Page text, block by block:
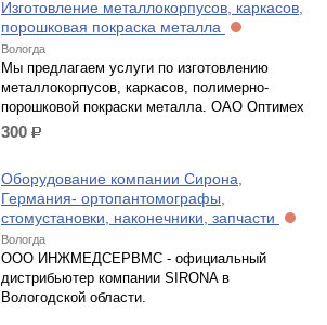
Изготовление металлокорпусов, каркасов,
порошковая покраска металла
Вологда
Мы предлагаем услуги по изготовлению
металлокорпусов, каркасов, полимерно-
порошковой покраски металла. ОАО Оптимех
300 р.
Оборудование компании Сирона,
Германия- ортопантомографы,
стомустановки, наконечники, запчасти
Вологда
ООО ИНЖМЕДСЕРВМС - официальный
дистрибьютер компании SIRONA в
Вологодской области.